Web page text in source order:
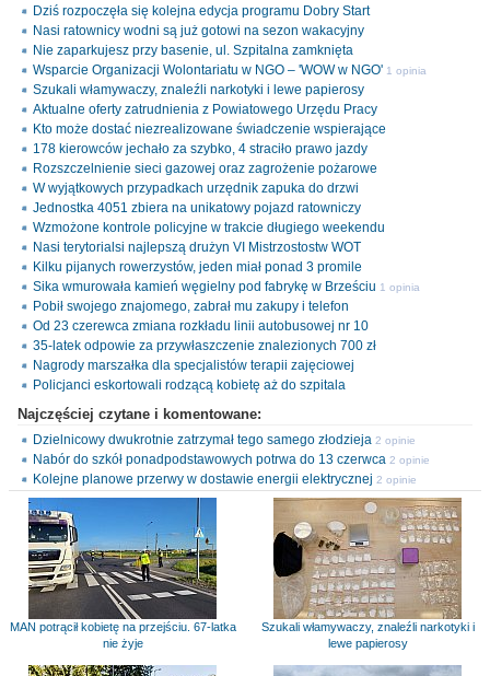
Dziś rozpoczęła się kolejna edycja programu Dobry Start
Nasi ratownicy wodni są już gotowi na sezon wakacyjny
Nie zaparkujesz przy basenie, ul. Szpitalna zamknięta
Wsparcie Organizacji Wolontariatu w NGO – 'WOW w NGO' 1 opinia
Szukali włamywaczy, znaleźli narkotyki i lewe papierosy
Aktualne oferty zatrudnienia z Powiatowego Urzędu Pracy
Kto może dostać niezrealizowane świadczenie wspierające
178 kierowców jechało za szybko, 4 straciło prawo jazdy
Rozszczelnienie sieci gazowej oraz zagrożenie pożarowe
W wyjątkowych przypadkach urzędnik zapuka do drzwi
Jednostka 4051 zbiera na unikatowy pojazd ratowniczy
Wzmożone kontrole policyjne w trakcie długiego weekendu
Nasi terytorialsi najlepszą drużyn VI Mistrzostostw WOT
Kilku pijanych rowerzystów, jeden miał ponad 3 promile
Sika wmurowała kamień węgielny pod fabrykę w Brześciu 1 opinia
Pobił swojego znajomego, zabrał mu zakupy i telefon
Od 23 czerewca zmiana rozkładu linii autobusowej nr 10
35-latek odpowie za przywłaszczenie znalezionych 700 zł
Nagrody marszałka dla specjalistów terapii zajęciowej
Policjanci eskortowali rodzącą kobietę aż do szpitala
Najczęściej czytane i komentowane:
Dzielnicowy dwukrotnie zatrzymał tego samego złodzieja 2 opinie
Nabór do szkół ponadpodstawowych potrwa do 13 czerwca 2 opinie
Kolejne planowe przerwy w dostawie energii elektrycznej 2 opinie
MAN potrącił kobietę na przejściu. 67-latka
nie żyje
Szukali włamywaczy, znaleźli narkotyki i
lewe papierosy